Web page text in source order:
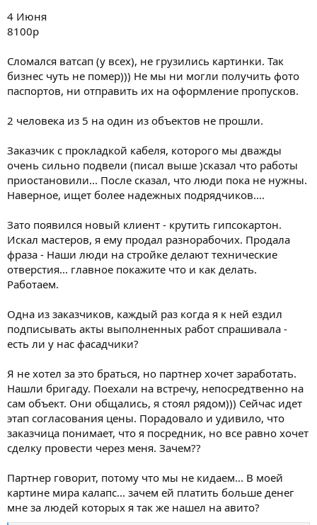
4 Июня
8100р
Сломался ватсап (у всех), не грузились картинки. Так
бизнес чуть не помер))) Не мы ни могли получить фото
паспортов, ни отправить их на оформление пропусков.
2 человека из 5 на один из объектов не прошли.
Заказчик с прокладкой кабеля, которого мы дважды
очень сильно подвели (писал выше )сказал что работы
приостановили... После сказал, что люди пока не нужны.
Наверное, ищет более надежных подрядчиков....
Зато появился новый клиент - крутить гипсокартон.
Искал мастеров, я ему продал разнорабочих. Продала
фраза - Наши люди на стройке делают технические
отверстия... главное покажите что и как делать.
Работаем.
Одна из заказчиков, каждый раз когда я к ней ездил
подписывать акты выполненных работ спрашивала -
есть ли у нас фасадчики?
Я не хотел за это браться, но партнер хочет заработать.
Нашли бригаду. Поехали на встречу, непосредтвенно на
сам объект. Они общались, я стоял рядом))) Сейчас идет
этап согласования цены. Порадовало и удивило, что
заказчица понимает, что я посредник, но все равно хочет
сделку провести через меня. Зачем??
Партнер говорит, потому что мы не кидаем... В моей
картине мира калапс... зачем ей платить больше денег
мне за людей которых я так же нашел на авито?